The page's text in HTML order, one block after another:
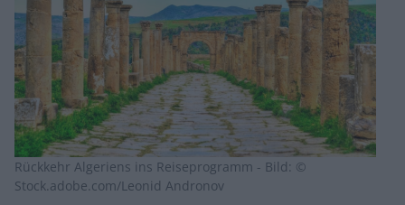
Rückkehr Algeriens ins Reiseprogramm - Bild: ©
Stock.adobe.com/Leonid Andronov